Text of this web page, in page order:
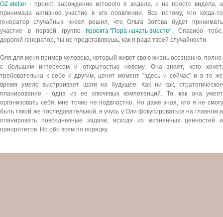
OZ atelier - проект, зарождение которого я видела, и не просто видела, а
принимала активное участие в его появлении. Все потому, что когда-то
генератор случайных чисел решил, что Ольга Зотова будет принимать
участие в первой группе проекта "Пора начать вместе". Спасибо тебе,
дорогой генератор, ты не представляешь, как я рада твоей случайности.
Оля для меня пример человека, который живет свою жизнь осознанно, полно,
с большим интересом и открытостью новому. Она знает, чего хочет,
требовательна к себе и другим, ценит момент "здесь и сейчас" и в то же
время умело выстраивает шаги на будущее. Как ни как, стратегическое
планирование - одна из ее ключевых компетенций. То, как она умеет
организовать себя, мне точно не подвластно. Но даже зная, что я не смогу
быть такой же последовательной, я учусь у Оли фокусироваться на главном и
планировать повседневные задачи, исходя из жизненных ценностей и
приоритетов. Но обо всем по порядку.